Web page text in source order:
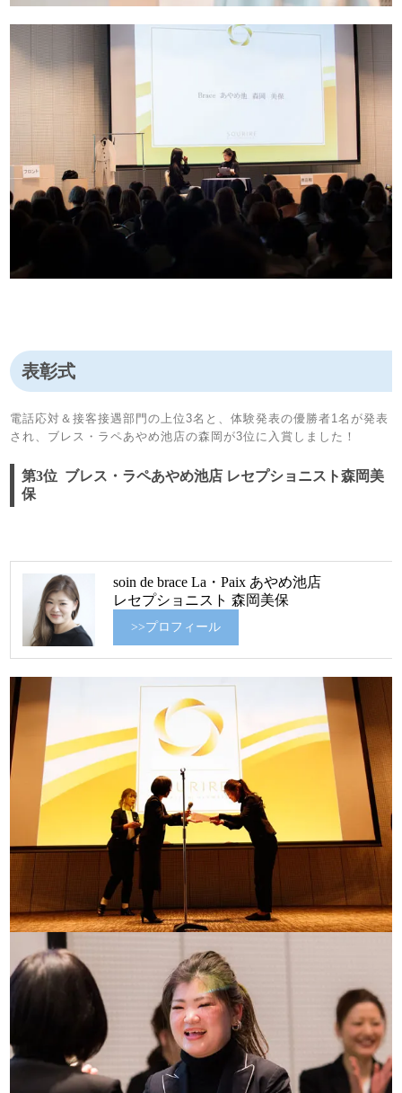
表彰式
電話応対＆接客接遇部門の上位3名と、体験発表の優勝者1名が発表
され、ブレス・ラペあやめ池店の森岡が3位に入賞しました！
第3位 ブレス・ラペあやめ池店 レセプショニスト森岡美
保
soin de brace La・Paix あやめ池店
レセプショニスト 森岡美保
>>プロフィール